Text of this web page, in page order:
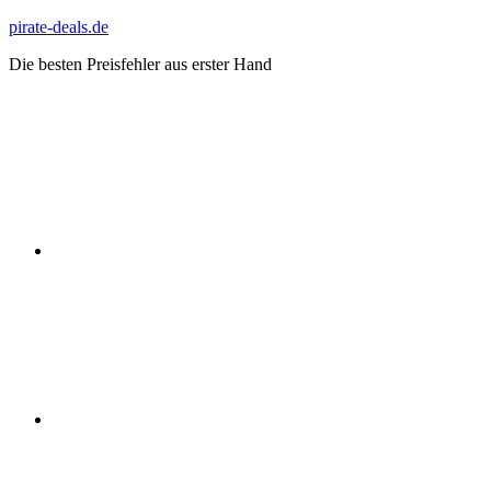
Zum
springen
pirate-deals.de
Die besten Preisfehler aus erster Hand